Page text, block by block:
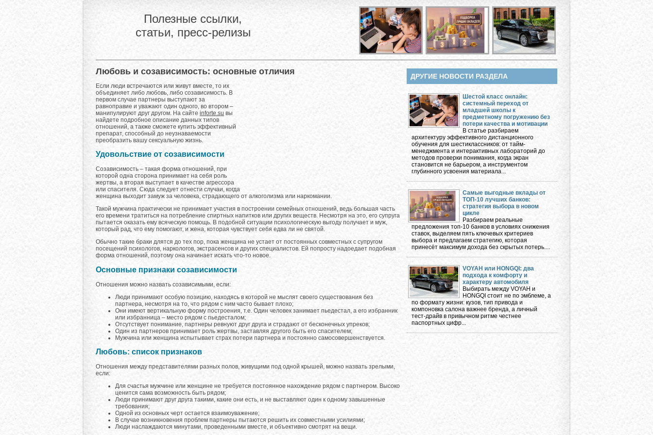
Полезные ссылки,
статьи, пресс-релизы
Любовь и созависимость: основные отличия
Если люди встречаются или живут вместе, то их
объединяет либо любовь, либо созависимость. В
первом случае партнеры выступают за
равноправие и уважают один одного, во втором –
манипулируют друг другом. На сайте inforte.su вы
найдете подробное описание данных типов
отношений, а также сможете купить эффективный
препарат, способный до неузнаваемости
преобразить вашу сексуальную жизнь.
Удовольствие от созависимости
Созависимость – такая форма отношений, при
которой одна сторона принимает на себя роль
жертвы, а вторая выступает в качестве агрессора
или спасителя. Сюда следует отнести случаи, когда
женщина выходит замуж за человека, страдающего от алкоголизма или наркомании.
Такой мужчина практически не принимает участия в построении семейных отношений, ведь большая часть
его времени тратиться на потребление спиртных напитков или других веществ. Несмотря на это, его супруга
пытается оказать ему всяческую помощь. В подобной ситуации психологическую выгоду получает и муж,
который рад, что ему помогают, и жена, которая чувствует себя едва ли не святой.
Обычно такие браки длятся до тех пор, пока женщина не устает от постоянных совместных с супругом
посещений психологов, наркологов, экстрасенсов и других специалистов. Ей попросту надоедает подобная
форма отношений, поэтому она начинает искать что-то новое.
Основные признаки созависимости
Отношения можно назвать созависимыми, если:
Люди принимают особую позицию, находясь в которой не мыслят своего существования без
партнера, несмотря на то, что рядом с ним часто бывает плохо;
Они имеют вертикальную форму построения, т.е. Один человек занимает пьедестал, а его избранник
или избранница – место рядом с пьедесталом;
Отсутствует понимание, партнеры ревнуют друг друга и страдают от бесконечных упреков;
Один из партнеров принимает роль жертвы, заставляя другого быть его спасителем;
Мужчина или женщина испытывает страх потери партнера и постоянно самосовершенствуется.
Любовь: список признаков
Отношения между представителями разных полов, живущими под одной крышей, можно назвать зрелыми,
если:
Для счастья мужчине или женщине не требуется постоянное нахождение рядом с партнером. Высоко
ценится сама возможность быть рядом;
Люди принимают друг друга такими, какие они есть, и не выставляют один к одному завышенные
требования;
Одной из основных черт остается взаимоуважение;
В случае возникновения проблем партнеры пытаются решить их совместными усилиями;
Люди наслаждаются минутами, проведенными вместе, и объективно смотрят на вещи.
ДРУГИЕ НОВОСТИ РАЗДЕЛА
Шестой класс онлайн:
системный переход от
младшей школы к
предметному погружению без
потери качества и мотивации
В статье разбираем
архитектуру эффективного дистанционного
обучения для шестиклассников: от тайм-
менеджмента и интерактивных лабораторий до
методов проверки понимания, когда экран
становится не барьером, а инструментом
глубинного усвоения материала...
Самые выгодные вклады от
ТОП-10 лучших банков:
стратегия выбора в новом
цикле
Разбираем реальные
предложения топ-10 банков в условиях снижения
ставок, выделяем пять ключевых критериев
выбора и предлагаем стратегию, которая
принесёт максимум дохода без скрытых потерь....
VOYAH или HONGQI: два
подхода к комфорту и
характеру автомобиля
Выбирать между VOYAH и
HONGQI стоит не по эмблеме, а
по формату жизни: кузов, тип привода и
компоновка салона важнее бренда, а личный
тест-драйв в привычном ритме честнее
паспортных цифр...